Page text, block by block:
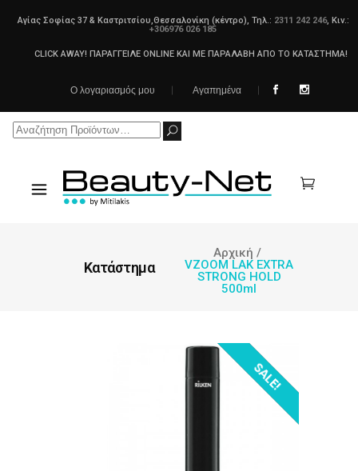
Αγίας Σοφίας 37 & Καστριτσίου,Θεσσαλονίκη (κέντρο), Τηλ.: 2311 242 246, Κιν.:
+306976 026 185
CLICK AWAY! ΠΑΡΑΓΓΕΙΛΕ ONLINE ΚΑΙ ΜΕ ΠΑΡΑΛΑΒΗ ΑΠΟ ΤΟ ΚΑΤΑΣΤΗΜΑ!
Ο λογαριασμός μου Αγαπημένα
Search
Κατάστημα
Αρχική /
VZOOM LAK EXTRA
STRONG HOLD
500ml
OUT OF STOCK!
SALE!